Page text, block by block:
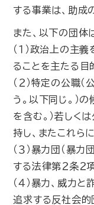
する事業は、助成
また、以下の団体
（１）政治上の主
ることを主たる目
（２）特定の公職
う。以下同じ。）
を含む。）若しく
持し、またこれら
（３）暴力団（暴
する法律第２条２
（４）暴力、威力
追求する反社会的